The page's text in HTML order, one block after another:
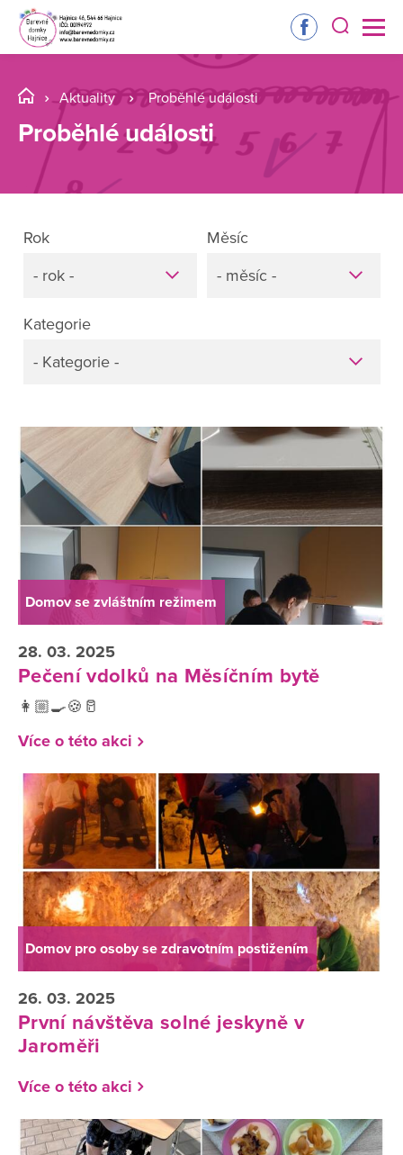
Aktuality Proběhlé události
Proběhlé události
Kategorie
- Kategorie -
Rok
- rok -
Měsíc
- měsíc -
Domov se zvláštním režimem
28. 03. 2025
Pečení vdolků na Měsíčním bytě
👩🏼‍🍳🍪🥛
Více o této akci
Domov pro osoby se zdravotním postižením
26. 03. 2025
První návštěva solné jeskyně v
Jaroměři
Více o této akci